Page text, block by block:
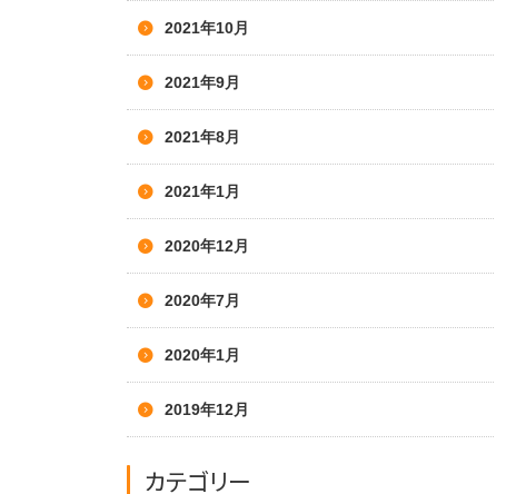
2021年10月
2021年9月
2021年8月
2021年1月
2020年12月
2020年7月
2020年1月
2019年12月
カテゴリー